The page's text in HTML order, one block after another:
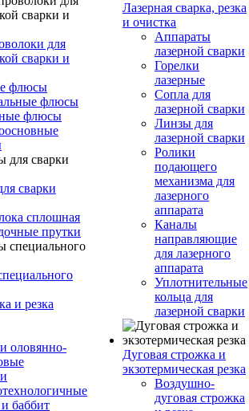
для
сварки и
флюсы
флюсы
флюсы
сварки
сплошная
прутки
и резка
оловянно-
баббит
Лазерная сварка, резка
и очистка
Аппараты
лазерной сварки
Горелки
лазерные
Сопла для
лазерной сварки
Линзы для
лазерной сварки
Ролики
подающего
механизма для
лазерного
аппарата
Каналы
направляющие
для лазерного
аппарата
Уплотнительные
кольца для
лазерной сварки
Дуговая строжка и
экзотермическая резка
Воздушно-
дуговая строжка